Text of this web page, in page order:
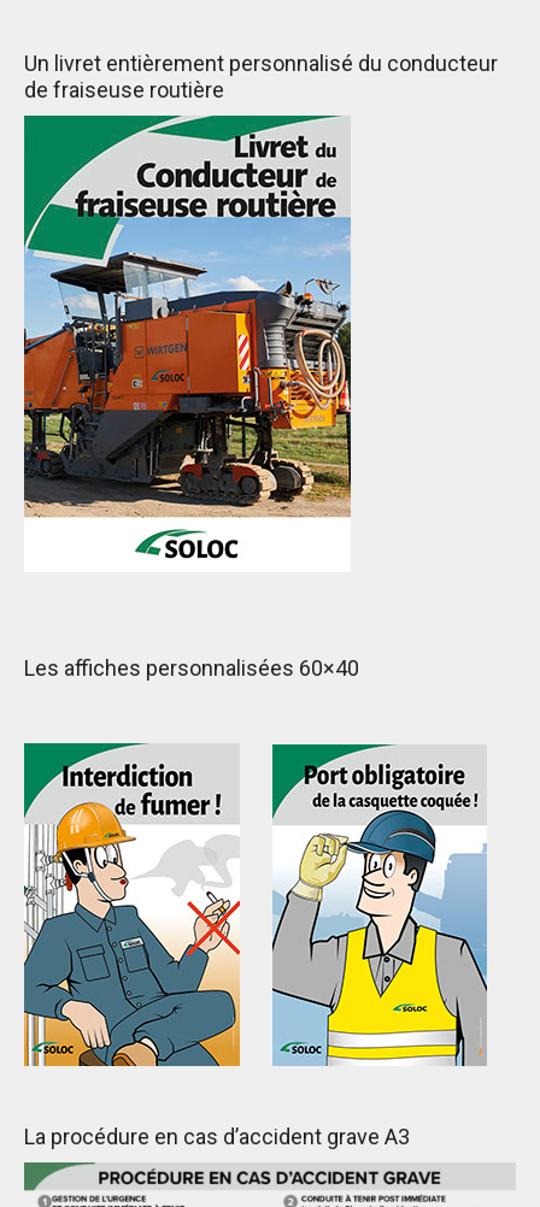
Un livret entièrement personnalisé du conducteur
de fraiseuse routière
Les affiches personnalisées 60×40
La procédure en cas d’accident grave A3